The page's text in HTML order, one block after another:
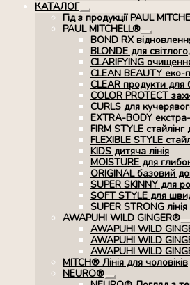
КАТАЛОГ
Розгорнуте
вкладене
меню
Гід з продукції PAUL
PAUL MITCHELL®
вкладене
меню
BOND RX
BLONDE для
CLARIFYING
CLEAN BEAUTY еко-
CLEAR продукти для
COLOR PROTECT
CURLS для
EXTRA-BODY
FIRM STYLE стайлінг
FLEXIBLE STYLE
KIDS дитяча лінія
MOISTURE для
ORIGINAL базовий
SUPER SKINNY для
SOFT STYLE для
SUPER STRONG
AWAPUHI WILD GINGER®
AWAPUHI WILD
AWAPUHI WILD
AWAPUHI WILD
MITCH® Лінія для чоловіків
NEURO®
Розгорнуте